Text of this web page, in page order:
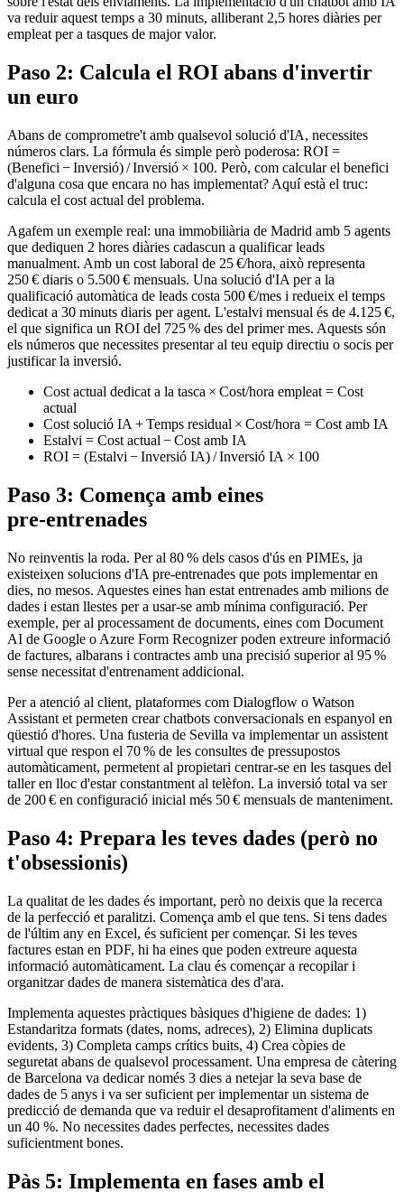
va reduir aquest temps a 30 minuts, alliberant 2,5 hores diàries per
empleat per a tasques de major valor.
Paso 2: Calcula el ROI abans d'invertir
un euro
Abans de comprometre't amb qualsevol solució d'IA, necessites
números clars. La fórmula és simple però poderosa: ROI =
(Benefici − Inversió) / Inversió × 100. Però, com calcular el benefici
d'alguna cosa que encara no has implementat? Aquí està el truc:
calcula el cost actual del problema.
Agafem un exemple real: una immobiliària de Madrid amb 5 agents
que dediquen 2 hores diàries cadascun a qualificar leads
manualment. Amb un cost laboral de 25 €/hora, això representa
250 € diaris o 5.500 € mensuals. Una solució d'IA per a la
qualificació automàtica de leads costa 500 €/mes i redueix el temps
dedicat a 30 minuts diaris per agent. L'estalvi mensual és de 4.125 €,
el que significa un ROI del 725 % des del primer mes. Aquests són
els números que necessites presentar al teu equip directiu o socis per
justificar la inversió.
Cost actual dedicat a la tasca × Cost/hora empleat = Cost
actual
Cost solució IA + Temps residual × Cost/hora = Cost amb IA
Estalvi = Cost actual − Cost amb IA
ROI = (Estalvi − Inversió IA) / Inversió IA × 100
Paso 3: Comença amb eines
pre‑entrenades
No reinventis la roda. Per al 80 % dels casos d'ús en PIMEs, ja
existeixen solucions d'IA pre‑entrenades que pots implementar en
dies, no mesos. Aquestes eines han estat entrenades amb milions de
dades i estan llestes per a usar-se amb mínima configuració. Per
exemple, per al processament de documents, eines com Document
AI de Google o Azure Form Recognizer poden extreure informació
de factures, albarans i contractes amb una precisió superior al 95 %
sense necessitat d'entrenament addicional.
Per a atenció al client, plataformes com Dialogflow o Watson
Assistant et permeten crear chatbots conversacionals en espanyol en
qüestió d'hores. Una fusteria de Sevilla va implementar un assistent
virtual que respon el 70 % de les consultes de pressupostos
automàticament, permetent al propietari centrar-se en les tasques del
taller en lloc d'estar constantment al telèfon. La inversió total va ser
de 200 € en configuració inicial més 50 € mensuals de manteniment.
Paso 4: Prepara les teves dades (però no
t'obsessionis)
La qualitat de les dades és important, però no deixis que la recerca
de la perfecció et paralitzi. Comença amb el que tens. Si tens dades
de l'últim any en Excel, és suficient per començar. Si les teves
factures estan en PDF, hi ha eines que poden extreure aquesta
informació automàticament. La clau és començar a recopilar i
organitzar dades de manera sistemàtica des d'ara.
Implementa aquestes pràctiques bàsiques d'higiene de dades: 1)
Estandaritza formats (dates, noms, adreces), 2) Elimina duplicats
evidents, 3) Completa camps crítics buits, 4) Crea còpies de
seguretat abans de qualsevol processament. Una empresa de càtering
de Barcelona va dedicar només 3 dies a netejar la seva base de
dades de 5 anys i va ser suficient per implementar un sistema de
predicció de demanda que va reduir el desaprofitament d'aliments en
un 40 %. No necessites dades perfectes, necessites dades
suficientment bones.
Pàs 5: Implementa en fases amb el